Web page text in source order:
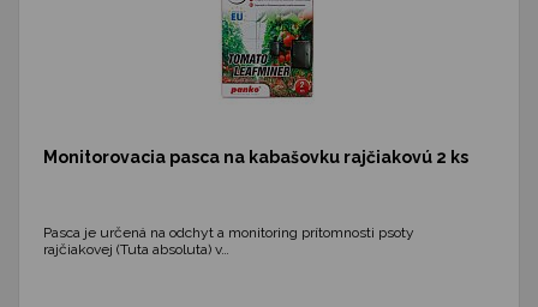
Monitorovacia pasca na kabašovku rajčiakovú 2 ks
Pasca je určená na odchyt a monitoring prítomnosti psoty
rajčiakovej (Tuta absoluta) v…